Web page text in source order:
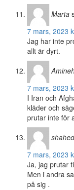
Marta
7 mars, 2023
Jag har inte
allt är dyrt.
7 mars, 2023
I Iran och
kläder och
prutar inte för
shahed
7 mars, 2023
Ja, jag prutar
Men i andra
på sig .